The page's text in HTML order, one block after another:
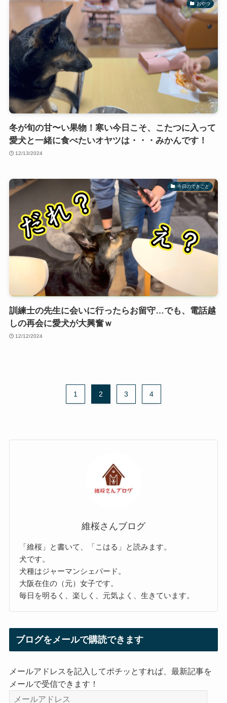
おやつ
冬が旬の甘〜い果物！寒い今日こそ、こたつに入って
愛犬と一緒に食べたいオヤツは・・・みかんです！
12/13/2024
今日のできごと
訓練士の先生に会いに行ったらお留守…でも、電話越
しの再会に愛犬が大興奮ｗ
12/12/2024
1 2 3 4
維桜さんブログ
「維桜」と書いて、「こはる」と読みます。
犬です。
犬種はジャーマンシェパード。
大阪在住の（元）女子です。
毎日を明るく、楽しく、元気よく、生きています。
ブログをメールで購読できます
メールアドレスを記入してポチッとすれば、最新記事を
メールで受信できます！
メ